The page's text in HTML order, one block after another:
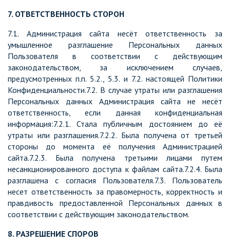
7. ОТВЕТСТВЕННОСТЬ СТОРОН
7.1. Администрация сайта несёт ответственность за
умышленное разглашение Персональных данных
Пользователя в соответствии с действующим
законодательством, за исключением случаев,
предусмотренных п.п. 5.2., 5.3. и 7.2. настоящей Политики
Конфиденциальности.7.2. В случае утраты или разглашения
Персональных данных Администрация сайта не несёт
ответственность, если данная конфиденциальная
информация:7.2.1. Стала публичным достоянием до её
утраты или разглашения.7.2.2. Была получена от третьей
стороны до момента её получения Администрацией
сайта.7.2.3. Была получена третьими лицами путем
несанкционированного доступа к файлам сайта.7.2.4. Была
разглашена с согласия Пользователя.7.3. Пользователь
несет ответственность за правомерность, корректность и
правдивость предоставленной Персональных данных в
соответствии с действующим законодательством.
8. РАЗРЕШЕНИЕ СПОРОВ